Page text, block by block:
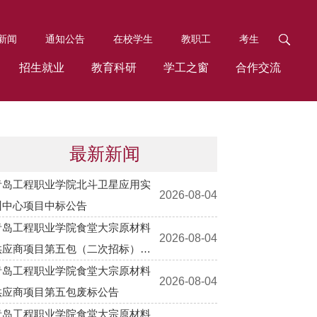
闻 通知公告 在校学生 教职工 考生
招生就业 教育科研 学工之窗 合作交流
最新新闻